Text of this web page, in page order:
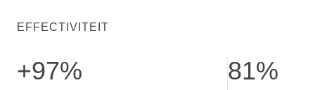
EFFECTIVITEIT
+97% 81%